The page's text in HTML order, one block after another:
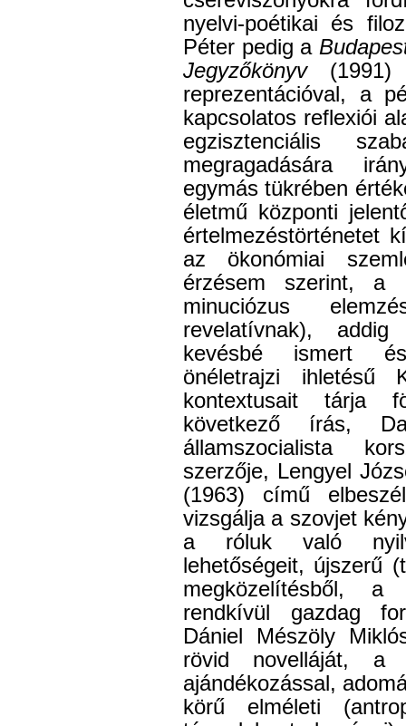
nyelvi-poétikai és
Péter pedig a
Jegyzőkönyv(1991)
reprezentációval, a
kapcsolatos reflexiói
egzisztenciális
megragadására
egymás tükrében
életmű központi
értelmezéstörténetet
az ökonómiai
érzésem szerint, a
minuciózus
revelatívnak),
kevésbé ismert
önéletrajzi ihletésű
kontextusait tárja
következő írás,
államszocialista
szerzője, Lengyel
(1963) című
vizsgálja a szovjet
a róluk való
lehetőségeit, újszerű
megközelítésből,
rendkívül gazdag
Dániel Mészöly
rövid novelláját,
ajándékozással,
körű elméleti